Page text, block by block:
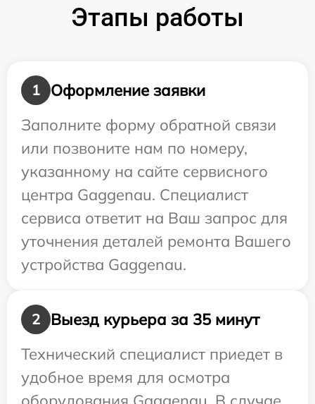
Этапы работы
1
Оформление заявки
Заполните форму обратной связи
или позвоните нам по номеру,
указанному на сайте сервисного
центра Gaggenau. Специалист
сервиса ответит на Ваш запрос для
уточнения деталей ремонта Вашего
устройства Gaggenau.
2
Выезд курьера за 35 минут
Технический специалист приедет в
удобное время для осмотра